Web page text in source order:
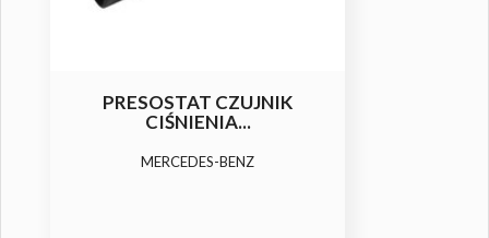
PRESOSTAT CZUJNIK
CIŚNIENIA...
MERCEDES-BENZ